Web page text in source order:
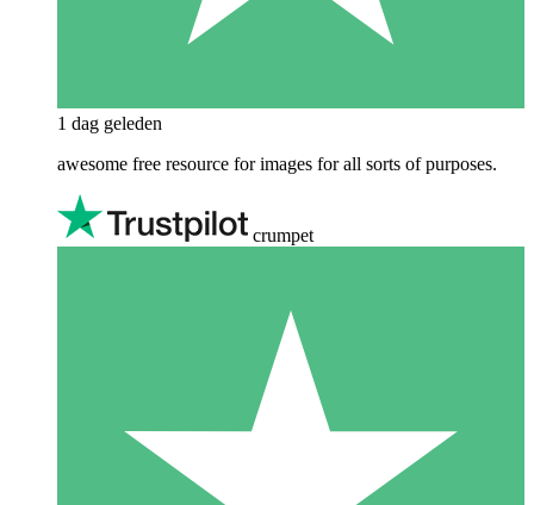
1 dag geleden
awesome free resource for images for all sorts of purposes.
crumpet